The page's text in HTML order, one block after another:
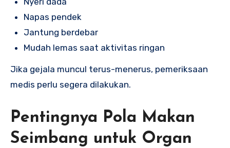
Napas pendek
Jantung berdebar
Mudah lemas saat aktivitas ringan
Jika gejala muncul terus-menerus, pemeriksaan
medis perlu segera dilakukan.
Pentingnya Pola Makan
Seimbang untuk Organ